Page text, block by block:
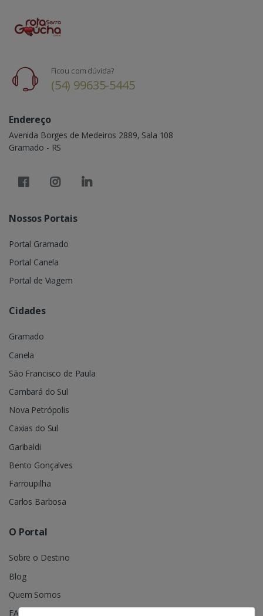
Ficou com dúvida?
(54) 99635-5445
Endereço
Avenida Borges de Medeiros 2889, Sala 108
Gramado - RS
Nossos Portais
Portal Gramado
Portal Canela
Portal de Viagem
Cidades
Gramado
Canela
São Francisco de Paula
Cambará do Sul
Nova Petrópolis
Caxias do Sul
Garibaldi
Bento Gonçalves
Farroupilha
Carlos Barbosa
O Portal
Sobre o Destino
Blog
Quem Somos
FAQ